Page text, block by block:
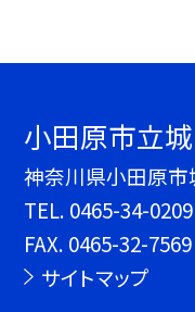
小田原市立
神奈川県小田原
TEL. 0465-34-0209
FAX. 0465-32-7569
サイトマップ